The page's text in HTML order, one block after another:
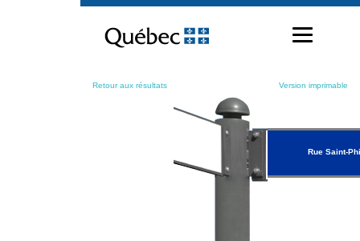
contenu
Retour aux résultats Version imprimable
Rue Saint-